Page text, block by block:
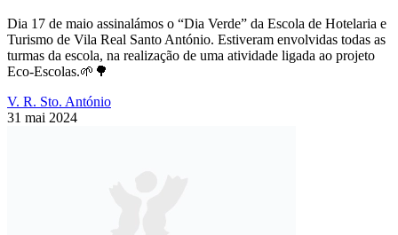
Dia 17 de maio assinalámos o “Dia Verde” da Escola de Hotelaria e
Turismo de Vila Real Santo António. Estiveram envolvidas todas as
turmas da escola, na realização de uma atividade ligada ao projeto
Eco-Escolas.🌱🌳
V. R. Sto. António
31 mai 2024